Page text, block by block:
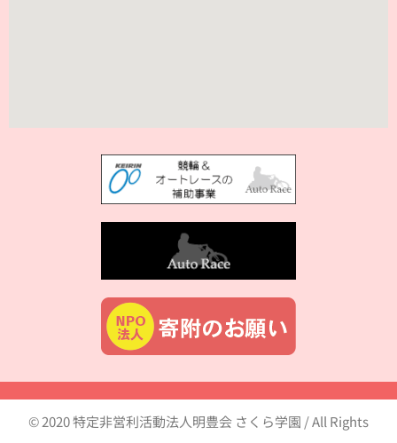
© 2020 特定非営利活動法人明豊会 さくら学園 / All Rights